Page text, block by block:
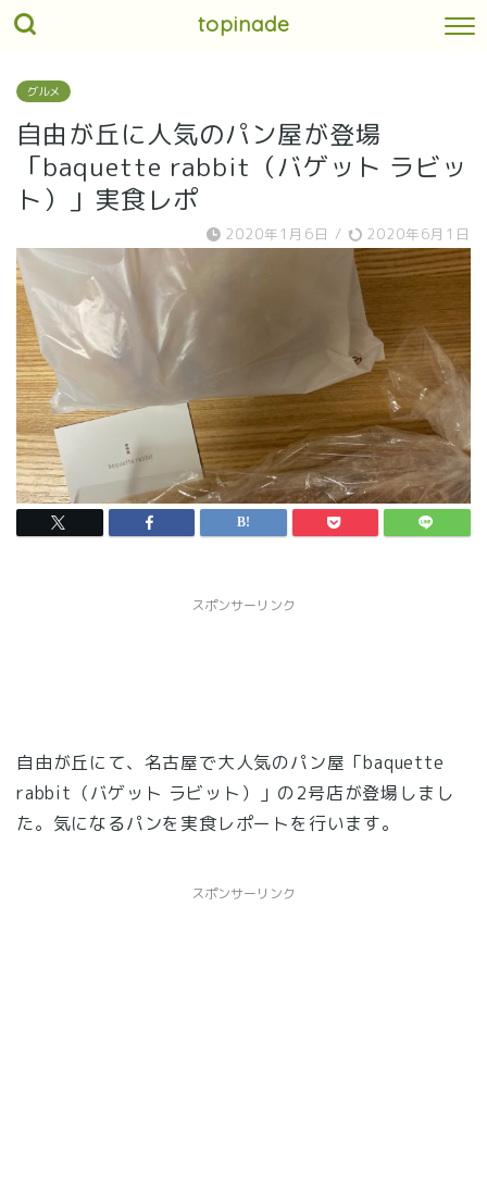
topinade
グルメ
自由が丘に人気のパン屋が登場
「baquette rabbit（バゲット ラビッ
ト）」実食レポ
2020年1月6日 / 2020年6月1日
スポンサーリンク
自由が丘にて、名古屋で大人気のパン屋「baquette
rabbit（バゲット ラビット）」の2号店が登場しまし
た。気になるパンを実食レポートを行います。
スポンサーリンク